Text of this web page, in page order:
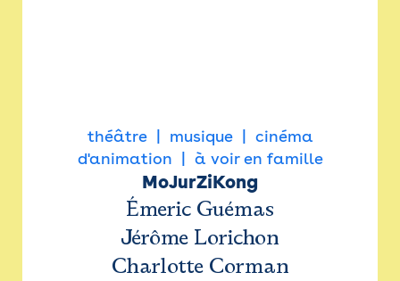
théâtre musique
cinéma
d'animation
à voir en famille
MoJurZiKong
Émeric Guémas
Jérôme Lorichon
Charlotte Corman